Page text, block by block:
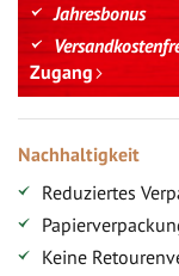
Jahresbonus
Zugang
Nachhaltigkeit
Reduziertes
Keine